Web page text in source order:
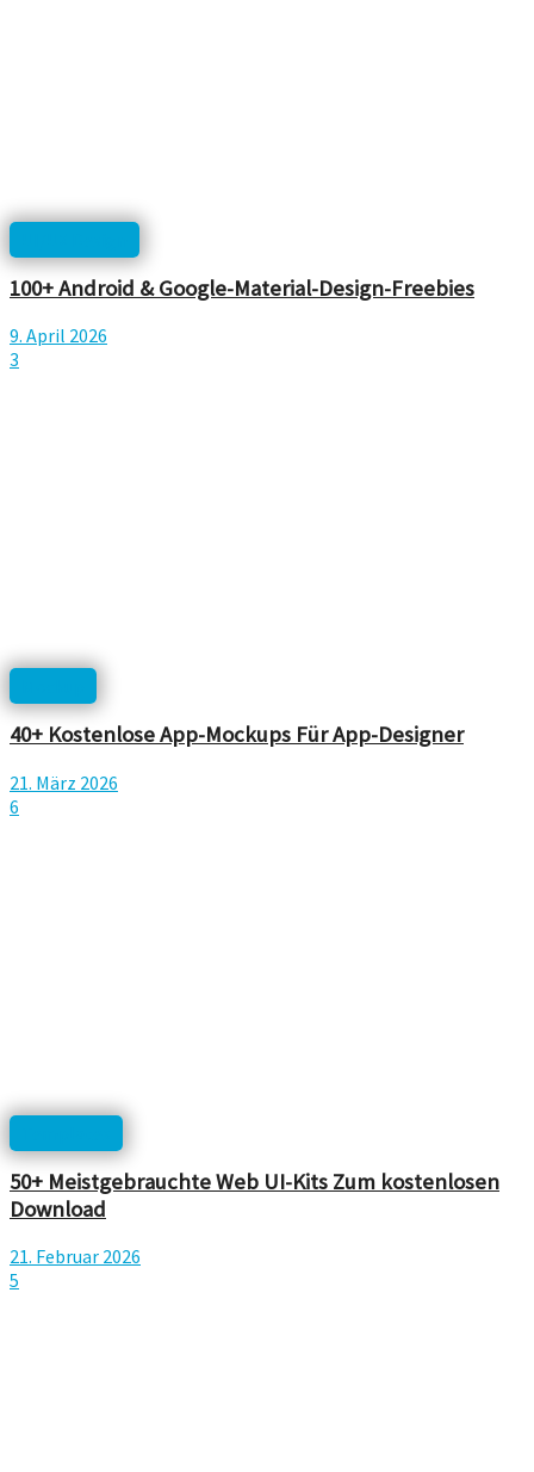
100+ Android & Google-Material-Design-Freebies
9. April 2026
3
40+ Kostenlose App-Mockups Für App-Designer
21. März 2026
6
50+ Meistgebrauchte Web UI-Kits Zum kostenlosen
Download
21. Februar 2026
5